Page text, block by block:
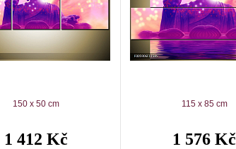
150 x 50 cm
1 412 Kč
115 x 85 cm
1 576 Kč